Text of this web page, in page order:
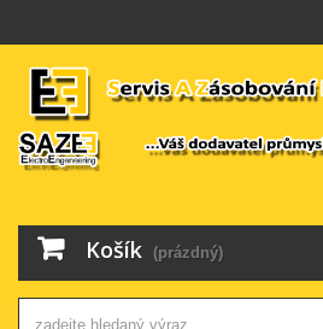
Košík (prázdný)